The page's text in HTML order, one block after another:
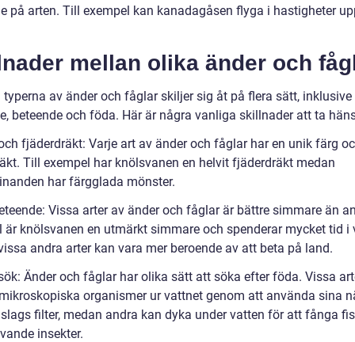
på arten. Till exempel kan kanadagåsen flyga i hastigheter
mellan olika änder och
typerna av änder och fåglar skiljer sig åt på flera sätt, inklusive
beteende och föda. Här är några vanliga skillnader att ta
fjäderdräkt: Varje art av änder och fåglar har en unik färg
Till exempel har knölsvanen en helvit fjäderdräkt medan
har färgglada mönster.
Vissa arter av änder och fåglar är bättre simmare än
är knölsvanen en utmärkt simmare och spenderar mycket tid i
andra arter kan vara mer beroende av att beta på land.
Änder och fåglar har olika sätt att söka efter föda. Vissa
organismer ur vattnet genom att använda sina
filter, medan andra kan dyka under vatten för att fånga
insekter.